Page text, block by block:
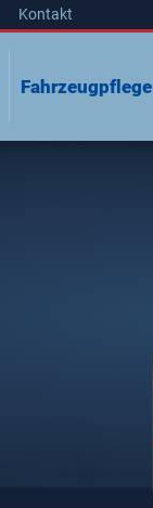
Kontakt
Fahrzeugpflege